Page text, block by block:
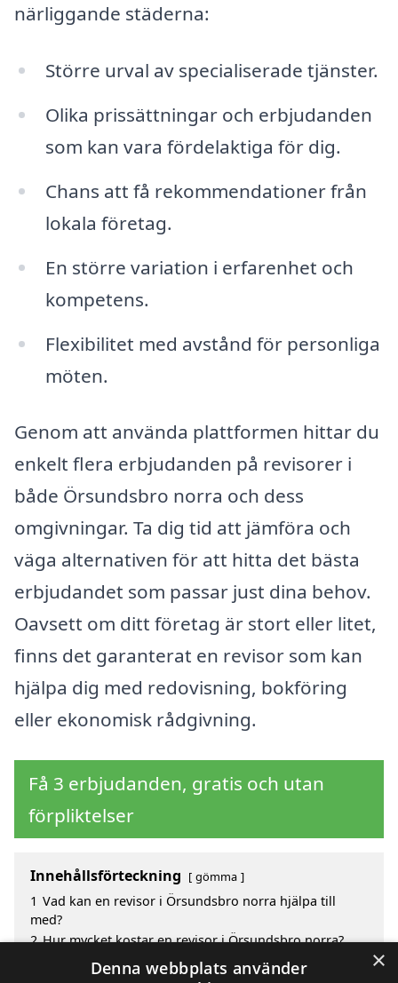
närliggande städerna:
Större urval av specialiserade tjänster.
Olika prissättningar och erbjudanden
som kan vara fördelaktiga för dig.
Chans att få rekommendationer från
lokala företag.
En större variation i erfarenhet och
kompetens.
Flexibilitet med avstånd för personliga
möten.
Genom att använda plattformen hittar du
enkelt flera erbjudanden på revisorer i
både Örsundsbro norra och dess
omgivningar. Ta dig tid att jämföra och
väga alternativen för att hitta det bästa
erbjudandet som passar just dina behov.
Oavsett om ditt företag är stort eller litet,
finns det garanterat en revisor som kan
hjälpa dig med redovisning, bokföring
eller ekonomisk rådgivning.
Få 3 erbjudanden, gratis och utan
förpliktelser
Innehållsförteckning gömma
1 Vad kan en revisor i Örsundsbro norra hjälpa till
med?
2 Hur mycket kostar en revisor i Örsundsbro norra?
Fördelar med att välja revisor i Örsundsbro Norra
×
Denna webbplats använder